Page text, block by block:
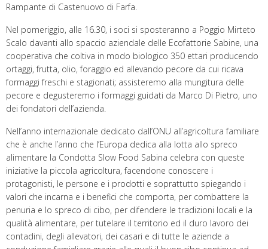
Rampante di Castenuovo di Farfa.
Nel pomeriggio, alle 16.30, i soci si sposteranno a Poggio Mirteto
Scalo davanti allo spaccio aziendale delle Ecofattorie Sabine, una
cooperativa che coltiva in modo biologico 350 ettari producendo
ortaggi, frutta, olio, foraggio ed allevando pecore da cui ricava
formaggi freschi e stagionati; assisteremo alla mungitura delle
pecore e degusteremo i formaggi guidati da Marco Di Pietro, uno
dei fondatori dell’azienda.
Nell’anno internazionale dedicato dall’ONU all’agricoltura familiare
che è anche l’anno che l’Europa dedica alla lotta allo spreco
alimentare la Condotta Slow Food Sabina celebra con queste
iniziative la piccola agricoltura, facendone conoscere i
protagonisti, le persone e i prodotti e soprattutto spiegando i
valori che incarna e i benefici che comporta, per combattere la
penuria e lo spreco di cibo, per difendere le tradizioni locali e la
qualità alimentare, per tutelare il territorio ed il duro lavoro dei
contadini, degli allevatori, dei casari e di tutte le aziende a